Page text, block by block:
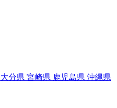
大分県 宮崎県 鹿児島県 沖縄県